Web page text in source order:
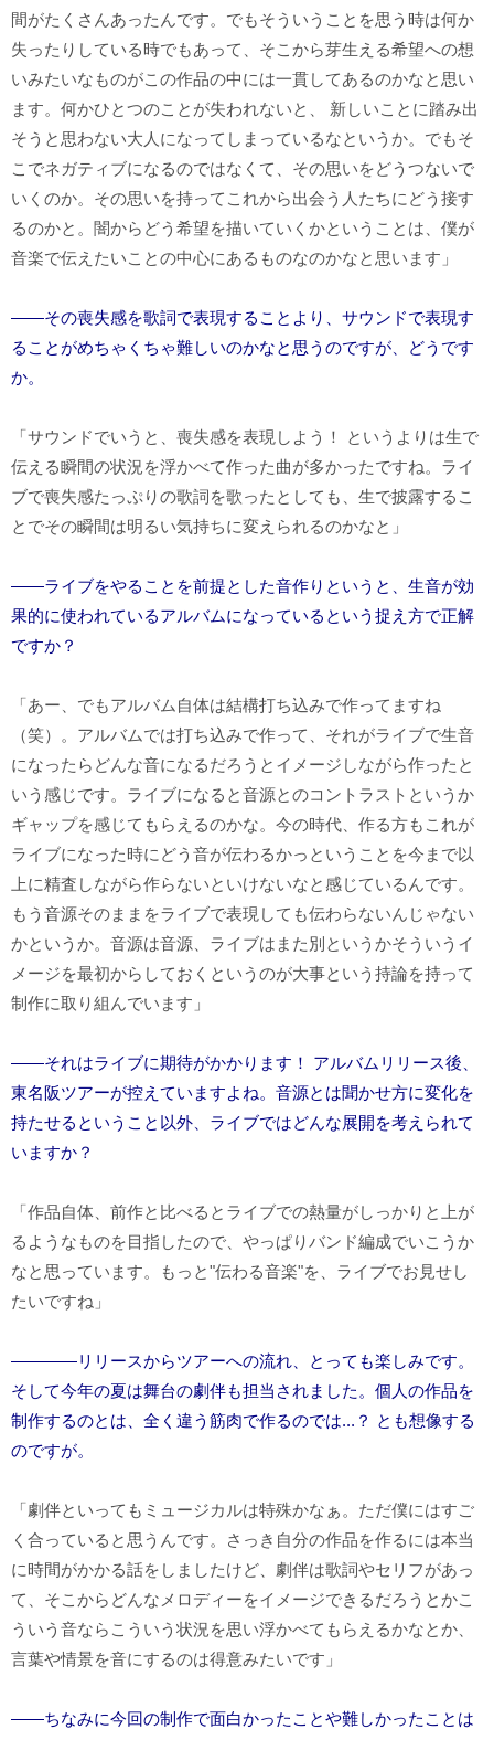
間がたくさんあったんです。でもそういうことを思う時は何か
失ったりしている時でもあって、そこから芽生える希望への想
いみたいなものがこの作品の中には一貫してあるのかなと思い
ます。何かひとつのことが失われないと、 新しいことに踏み出
そうと思わない大人になってしまっているなというか。でもそ
こでネガティブになるのではなくて、その思いをどうつないで
いくのか。その思いを持ってこれから出会う人たちにどう接す
るのかと。闇からどう希望を描いていくかということは、僕が
音楽で伝えたいことの中心にあるものなのかなと思います」
――その喪失感を歌詞で表現することより、サウンドで表現す
ることがめちゃくちゃ難しいのかなと思うのですが、どうです
か。
「サウンドでいうと、喪失感を表現しよう！ というよりは生で
伝える瞬間の状況を浮かべて作った曲が多かったですね。ライ
ブで喪失感たっぷりの歌詞を歌ったとしても、生で披露するこ
とでその瞬間は明るい気持ちに変えられるのかなと」
――ライブをやることを前提とした音作りというと、生音が効
果的に使われているアルバムになっているという捉え方で正解
ですか？
「あー、でもアルバム自体は結構打ち込みで作ってますね
（笑）。アルバムでは打ち込みで作って、それがライブで生音
になったらどんな音になるだろうとイメージしながら作ったと
いう感じです。ライブになると音源とのコントラストというか
ギャップを感じてもらえるのかな。今の時代、作る方もこれが
ライブになった時にどう音が伝わるかっということを今まで以
上に精査しながら作らないといけないなと感じているんです。
もう音源そのままをライブで表現しても伝わらないんじゃない
かというか。音源は音源、ライブはまた別というかそういうイ
メージを最初からしておくというのが大事という持論を持って
制作に取り組んでいます」
――それはライブに期待がかかります！ アルバムリリース後、
東名阪ツアーが控えていますよね。音源とは聞かせ方に変化を
持たせるということ以外、ライブではどんな展開を考えられて
いますか？
「作品自体、前作と比べるとライブでの熱量がしっかりと上が
るようなものを目指したので、やっぱりバンド編成でいこうか
なと思っています。もっと"伝わる音楽"を、ライブでお見せし
たいですね」
――――リリースからツアーへの流れ、とっても楽しみです。
そして今年の夏は舞台の劇伴も担当されました。個人の作品を
制作するのとは、全く違う筋肉で作るのでは...？ とも想像する
のですが。
「劇伴といってもミュージカルは特殊かなぁ。ただ僕にはすご
く合っていると思うんです。さっき自分の作品を作るには本当
に時間がかかる話をしましたけど、劇伴は歌詞やセリフがあっ
て、そこからどんなメロディーをイメージできるだろうとかこ
ういう音ならこういう状況を思い浮かべてもらえるかなとか、
言葉や情景を音にするのは得意みたいです」
――ちなみに今回の制作で面白かったことや難しかったことは